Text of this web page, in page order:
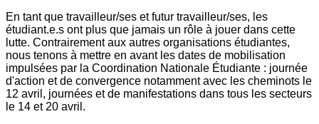
En tant que travailleur/ses et futur travailleur/ses, les
étudiant.e.s ont plus que jamais un rôle à jouer dans cette
lutte. Contrairement aux autres organisations étudiantes,
nous tenons à mettre en avant les dates de mobilisation
impulsées par la Coordination Nationale Étudiante : journée
d'action et de convergence notamment avec les cheminots le
12 avril, journées et de manifestations dans tous les secteurs
le 14 et 20 avril.